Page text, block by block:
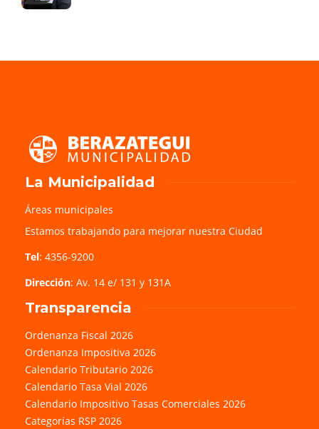
La Municipalidad
Áreas municipales
Estamos trabajando para mejorar nuestra Ciudad
Tel: 4356-9200
Dirección: Av. 14 e/ 131 y 131A
Transparencia
Ordenanza Fiscal 2026
Ordenanza Impositiva 2026
Calendario Tributario 2026
Calendario Tasa Vial 2026
Calendario Impositivo Tasas Comerciales 2026
Categorías RSP 2026